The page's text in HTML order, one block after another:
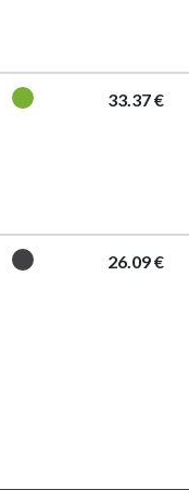
33.37 €
26.09 €